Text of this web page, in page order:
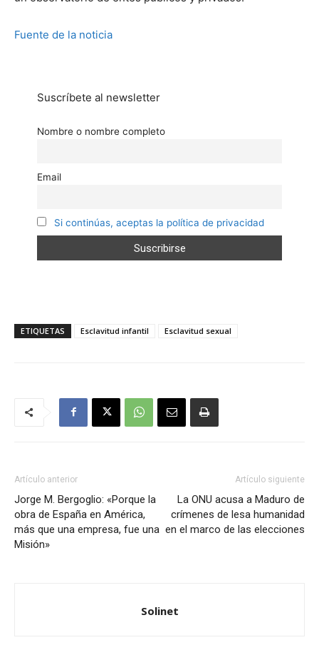
Fuente de la noticia
Suscríbete al newsletter
Nombre o nombre completo
Email
Si continúas, aceptas la política de privacidad
ETIQUETAS Esclavitud infantil Esclavitud sexual
Artículo anterior
Jorge M. Bergoglio: «Porque la
obra de España en América,
más que una empresa, fue una
Misión»
Artículo siguiente
La ONU acusa a Maduro de
crímenes de lesa humanidad
en el marco de las elecciones
Solinet